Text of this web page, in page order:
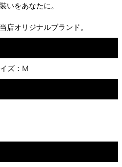
いをあなたに。
店オリジナルブランド。
ズ：M